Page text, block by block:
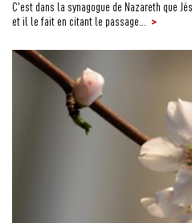
C’est dans la synagogue de Nazareth que
et il le fait en citant le passage...
>